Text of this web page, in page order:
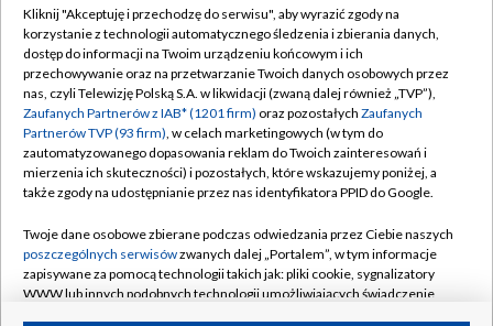
TVP
Abonament TVP
Emisja w TVP
Centrum informacji TVP
Naziemna Telewizja Cyfrowa
Rada Programowa
System NOS
Informacje o nadawcy
Regulamin TVP
Polityka prywatności
Moje zgody
Pomoc
Kontakt
Kliknij "Akceptuję i przechodzę do serwisu", aby wyrazić zgody na
korzystanie z technologii automatycznego śledzenia i zbierania danych,
dostęp do informacji na Twoim urządzeniu końcowym i ich
przechowywanie oraz na przetwarzanie Twoich danych osobowych przez
nas, czyli Telewizję Polską S.A. w likwidacji (zwaną dalej również „TVP”),
Zaufanych Partnerów z IAB* (1201 firm) oraz pozostałych Zaufanych
Partnerów TVP (93 firm), w celach marketingowych (w tym do
zautomatyzowanego dopasowania reklam do Twoich zainteresowań i
mierzenia ich skuteczności) i pozostałych, które wskazujemy poniżej, a
także zgody na udostępnianie przez nas identyfikatora PPID do Google.
Twoje dane osobowe zbierane podczas odwiedzania przez Ciebie naszych
poszczególnych serwisówzwanych dalej „Portalem”, w tym informacje
zapisywane za pomocą technologii takich jak: pliki cookie, sygnalizatory
WWW lub innych podobnych technologii umożliwiających świadczenie